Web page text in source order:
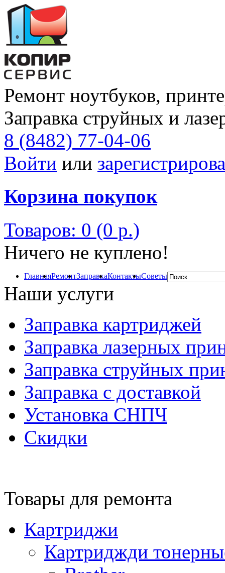
Ремонт ноутбуков,
Заправка струйных и
8 (8482) 77-04-06
Войти или
Корзина покупок
Товаров: 0 (0 р.)
Ничего не куплено!
ГлавнаяРемонтЗаправкаКонтактыСоветы
Наши услуги
Заправка картриджей
Заправка лазерных
Заправка струйных
Заправка с доставкой
Установка СНПЧ
Скидки
Товары для ремонта
Картриджи
Картриджди